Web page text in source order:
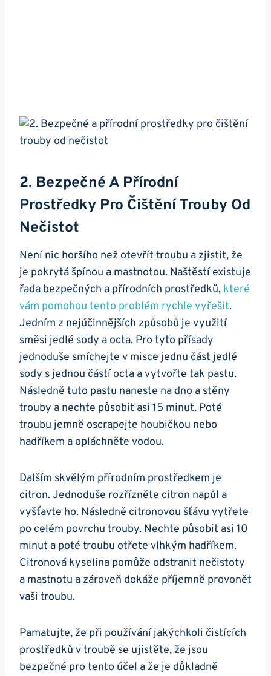
2. ‌Bezpečné A Přírodní
Prostředky Pro Čištění Trouby Od
‌nečistot
Není nic ⁣horšího než otevřít troubu a zjistit, že
je pokrytá ⁢špínou⁤ a mastnotou. Naštěstí‌ existuje
řada‍ bezpečných ⁣a přírodních prostředků, které
vám pomohou tento problém rychle⁣ vyřešit.
Jedním z nejúčinnějších​ způsobů je využití
směsi jedlé sody ⁣a octa. Pro tyto přísady
‍jednoduše smíchejte v ⁣misce jednu část jedlé
sody s jednou částí‌ octa a ​vytvořte ⁤tak pastu.
Následně tuto pastu ⁢naneste na dno a stěny
trouby a nechte působit asi 15 minut. Poté‍
troubu jemně oscrapejte houbičkou nebo
hadříkem a opláchněte vodou.
Dalším‌ skvělým přírodním​ prostředkem je
citron. Jednoduše rozřízněte citron napůl ⁤a
vyšťavte ho. Následně citronovou šťávu ⁣vytřete
po celém povrchu trouby. ‍Nechte působit asi 10
minut a poté troubu otřete vlhkým hadříkem.
Citronová ‍kyselina pomůže odstranit nečistoty
a mastnotu a zároveň dokáže příjemně provonět
​vaši troubu.
Pamatujte, ​že při používání jakýchkoli čistících
prostředků v troubě se ujistěte, že jsou
bezpečné pro ⁢tento účel a že je důkladně